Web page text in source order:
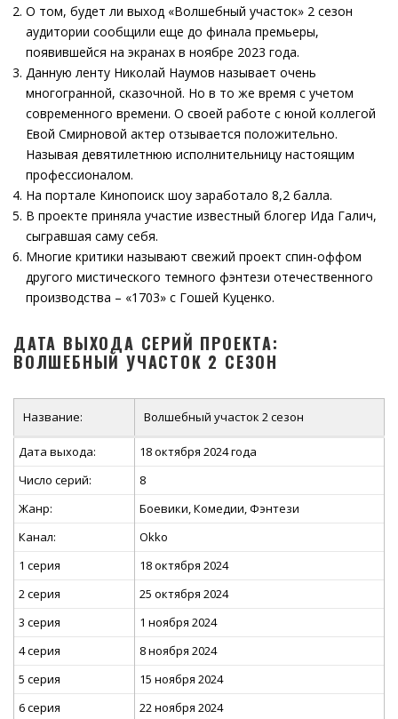
О том, будет ли выход «Волшебный участок» 2 сезон
аудитории сообщили еще до финала премьеры,
появившейся на экранах в ноябре 2023 года.
Данную ленту Николай Наумов называет очень
многогранной, сказочной. Но в то же время с учетом
современного времени. О своей работе с юной коллегой
Евой Смирновой актер отзывается положительно.
Называя девятилетнюю исполнительницу настоящим
профессионалом.
На портале Кинопоиск шоу заработало 8,2 балла.
В проекте приняла участие известный блогер Ида Галич,
сыгравшая саму себя.
Многие критики называют свежий проект спин-оффом
другого мистического темного фэнтези отечественного
производства – «1703» с Гошей Куценко.
ДАТА ВЫХОДА СЕРИЙ ПРОЕКТА:
ВОЛШЕБНЫЙ УЧАСТОК 2 СЕЗОН
Название: Волшебный участок 2 сезон
Дата выхода:
18 октября 2024 года
Число серий:
8
Жанр:
Боевики, Комедии, Фэнтези
Канал:
Okko
1 серия
18 октября 2024
2 серия
25 октября 2024
3 серия
1 ноября 2024
4 серия
8 ноября 2024
5 серия
15 ноября 2024
6 серия
22 ноября 2024